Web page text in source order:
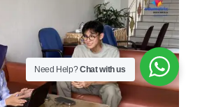
Need Help?Chat with us